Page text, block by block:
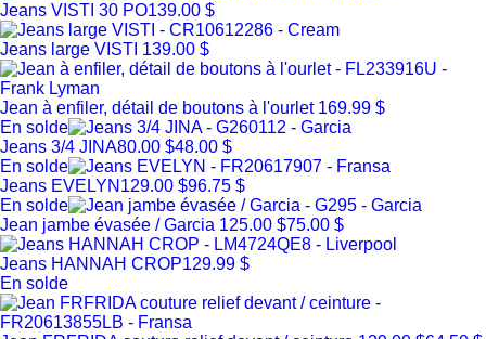
Jeans VISTI 30 PO139.00 $
Jeans large VISTI 139.00 $
Jean à enfiler, détail de boutons à l'ourlet 169.99 $
En solde
Jeans 3/4 JINA80.00 $48.00 $
En solde
Jeans EVELYN 129.00 $96.75 $
En solde
Jean jambe évasée / Garcia 125.00 $75.00 $
Jeans HANNAH CROP129.99 $
En solde